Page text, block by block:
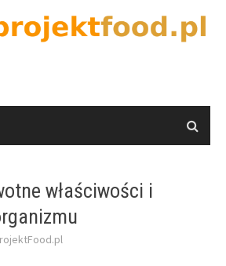
właściwości i